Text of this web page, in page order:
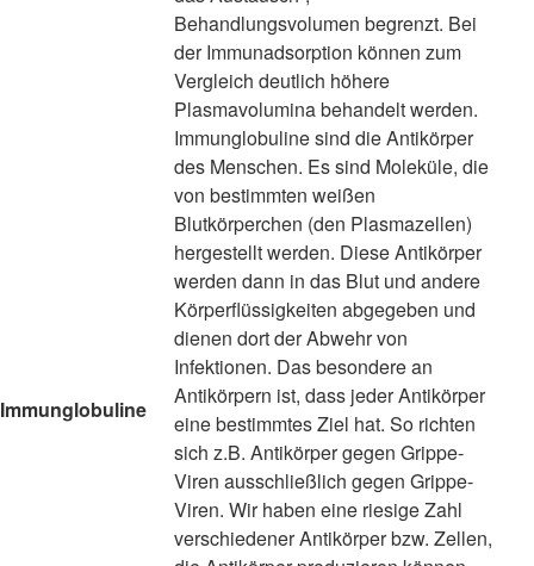
Behandlungsvolumen begrenzt. Bei
der Immunadsorption können zum
Vergleich deutlich höhere
Plasmavolumina behandelt werden.
Immunglobuline
Immunglobuline sind die Antikörper
des Menschen. Es sind Moleküle, die
von bestimmten weißen
Blutkörperchen (den Plasmazellen)
hergestellt werden. Diese Antikörper
werden dann in das Blut und andere
Körperflüssigkeiten abgegeben und
dienen dort der Abwehr von
Infektionen. Das besondere an
Antikörpern ist, dass jeder Antikörper
eine bestimmtes Ziel hat. So richten
sich z.B. Antikörper gegen Grippe-
Viren ausschließlich gegen Grippe-
Viren. Wir haben eine riesige Zahl
verschiedener Antikörper bzw. Zellen,